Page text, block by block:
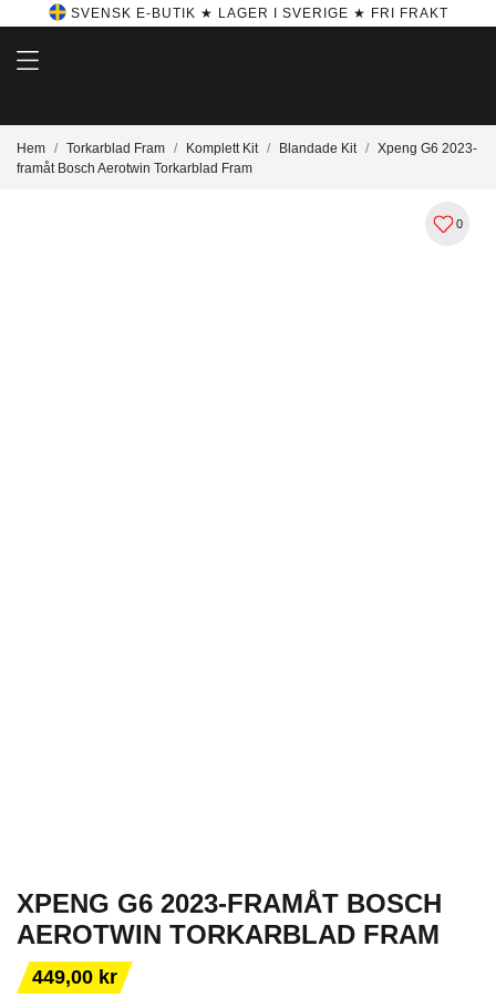
SVENSK E-BUTIK ★ LAGER I SVERIGE ★ FRI FRAKT
Hem Torkarblad Fram Komplett Kit Blandade Kit
Xpeng G6 2023-
framåt Bosch Aerotwin Torkarblad Fram
0
XPENG G6 2023-FRAMÅT BOSCH
AEROTWIN TORKARBLAD FRAM
449,00 kr